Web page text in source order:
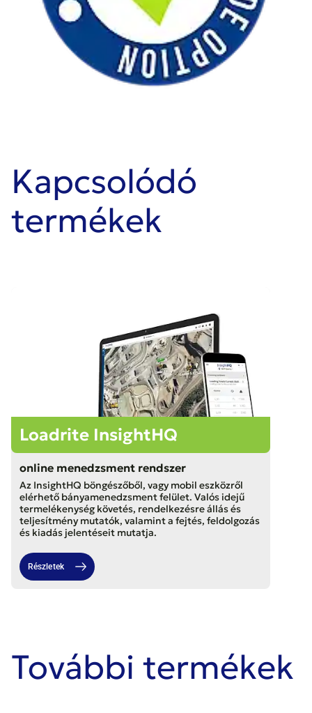
Kapcsolódó
termékek
Loadrite InsightHQ
online menedzsment rendszer
Az InsightHQ böngészőből, vagy mobil eszközről
elérhető bányamenedzsment felület. Valós idejű
termelékenység követés, rendelkezésre állás és
teljesítmény mutatók, valamint a fejtés, feldolgozás
és kiadás jelentéseit mutatja.
Részletek
További termékek